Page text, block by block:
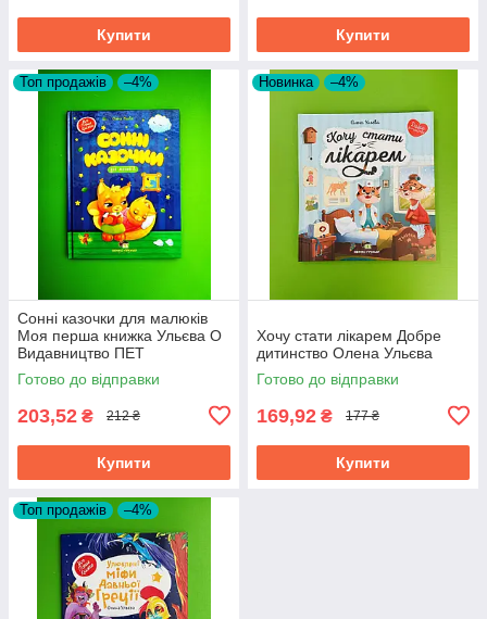
Купити Купити
Топ продажів –4%
Сонні казочки для малюків
Моя перша книжка Ульєва О
Видавництво ПЕТ
Готово до відправки
203,52 ₴ 212 ₴
Купити
Новинка –4%
Хочу стати лікарем Добре
дитинство Олена Ульєва
Готово до відправки
169,92 ₴ 177 ₴
Купити
Топ продажів –4%